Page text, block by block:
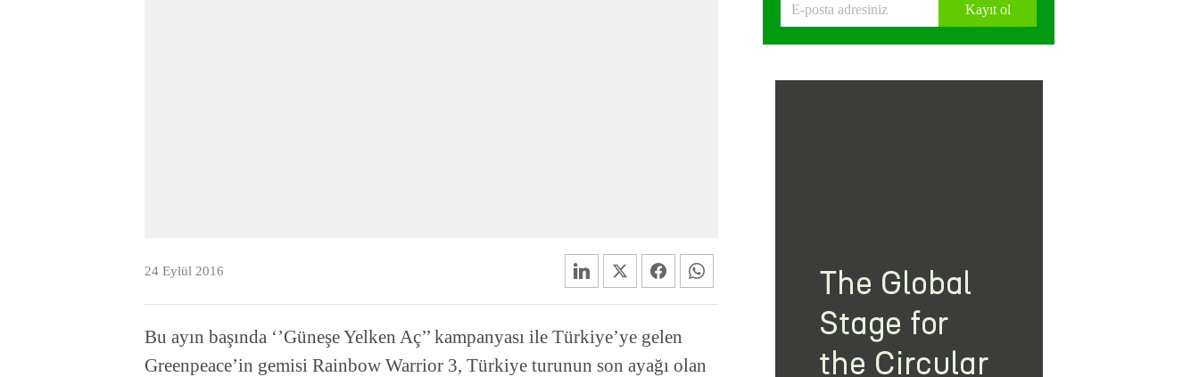
24 Eylül 2016
Bu ayın başında ‘’Güneşe Yelken Aç’’ kampanyası ile Türkiye’ye gelen
Greenpeace’in gemisi Rainbow Warrior 3, Türkiye turunun son ayağı olan
Kayıt ol